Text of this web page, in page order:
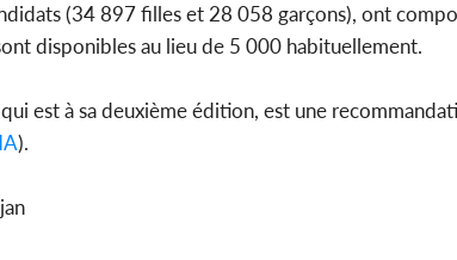
(34 897 filles et 28 058 garçons), ont
disponibles au lieu de 5 000 habituellement.
est à sa deuxième édition, est une
).